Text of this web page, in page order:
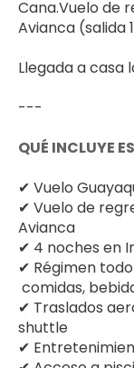
Cana.Vuelo de
Avianca (salida
Llegada a casa
---
QUÉ INCLUYE
✔ Vuelo
✔ Vuelo de
Avianca
✔ 4 noches en
✔ Régimen
comidas,
✔ Traslados
shuttle
✔